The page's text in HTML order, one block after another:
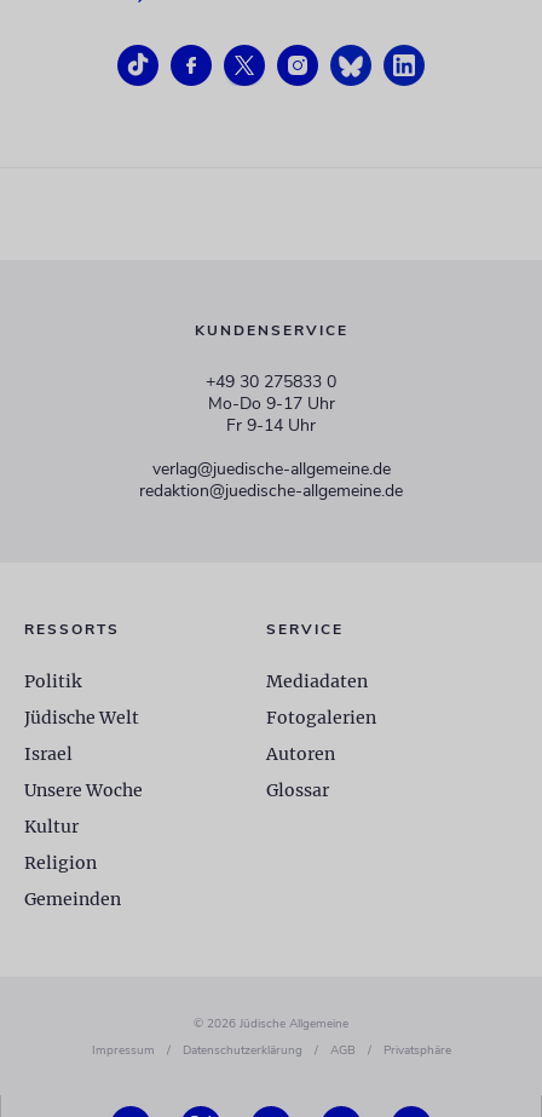
KUNDENSERVICE
+49 30 275833 0
Mo-Do 9-17 Uhr
Fr 9-14 Uhr
verlag@juedische-allgemeine.de
redaktion@juedische-allgemeine.de
RESSORTS
Politik
Jüdische Welt
Israel
Unsere Woche
Kultur
Religion
Gemeinden
SERVICE
Mediadaten
Fotogalerien
Autoren
Glossar
© 2026 Jüdische Allgemeine
Impressum
/ Datenschutzerklärung / AGB / Privatsphäre